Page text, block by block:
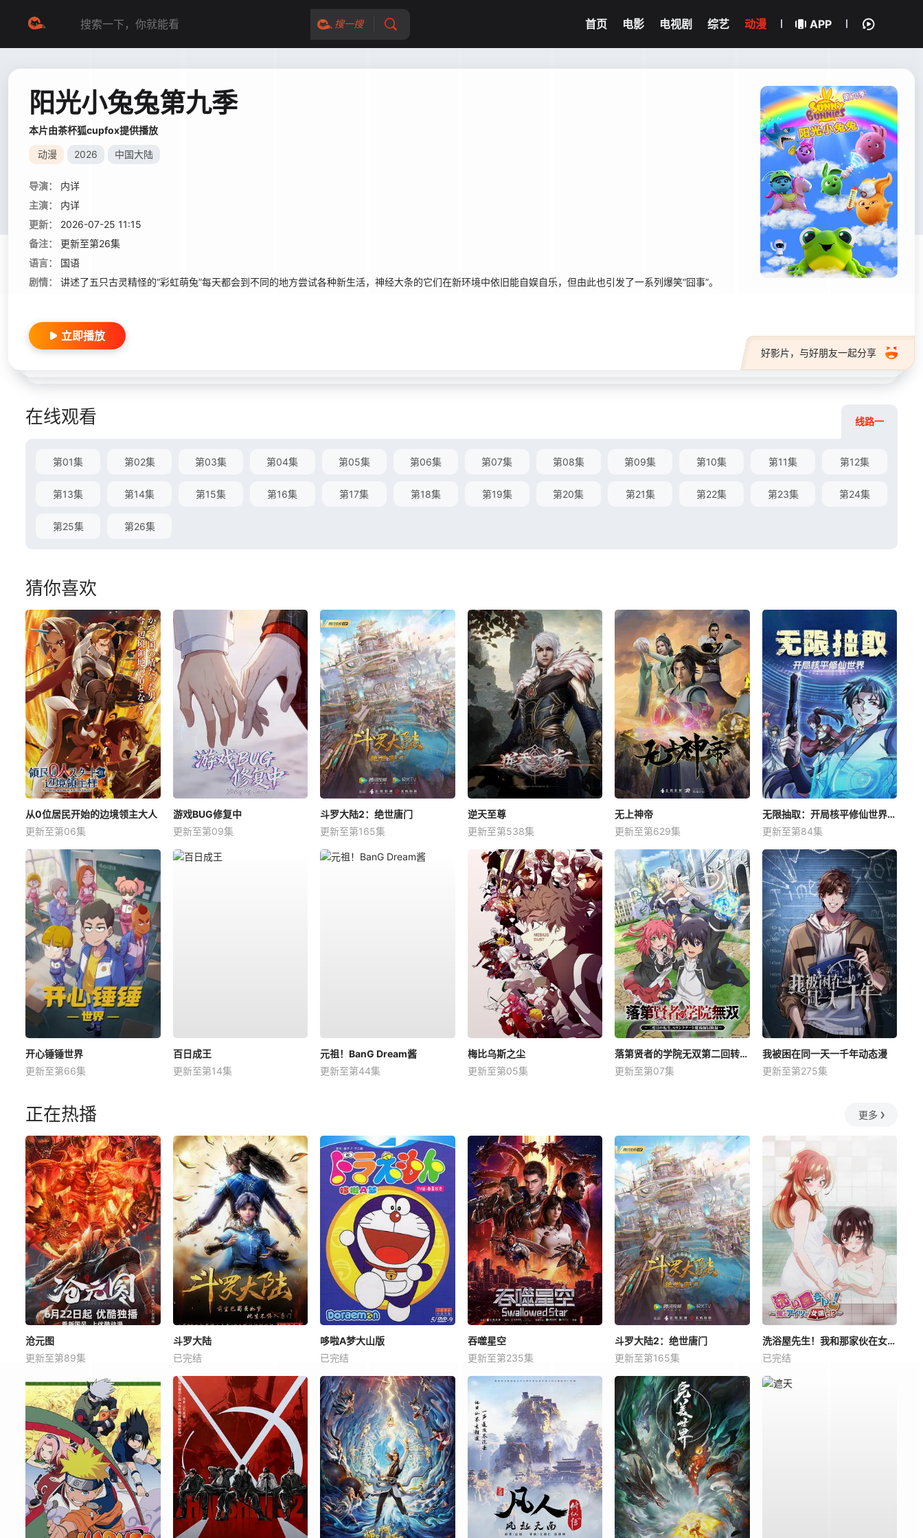
搜一搜 首页 电影 电视剧 综艺 动漫 APP
阳光小兔兔第九季
本片由茶杯狐cupfox提供播放
动漫 2026 中国大陆
导演：
内详
主演：
内详
更新：
2026-07-25 11:15
备注：
更新至第26集
语言：
国语
剧情：
讲述了五只古灵精怪的“彩虹萌兔”每天都会到不同的地方尝试各种新生活，神经大条的它们在新环境中依旧能自娱自乐，但由此也引发了一系列爆笑“囧事”。
好影片，与好朋友一起分享
立即播放
在线观看 线路一
第01集 第02集 第03集 第04集 第05集 第06集 第07集 第08集 第09集 第10集 第11集 第12集
第13集 第14集 第15集 第16集 第17集 第18集 第19集 第20集 第21集 第22集 第23集 第24集
第25集 第26集
猜你喜欢
从0位居民开始的边境领主大人
更新至第06集
游戏BUG修复中
更新至第09集
斗罗大陆2：绝世唐门
更新至第165集
逆天至尊
更新至第538集
无上神帝
更新至第629集
无限抽取：开局核平修仙世界动态漫
更新至第84集
开心锤锤世界
更新至第66集
百日成王
更新至第14集
元祖！BanG Dream酱
更新至第44集
梅比乌斯之尘
更新至第05集
落第贤者的学院无双第二回转生，S等级作弊魔术师冒险记
更新至第07集
我被困在同一天一千年动态漫
更新至第275集
正在热播 更多
沧元图
更新至第89集
斗罗大陆
已完结
哆啦A梦大山版
已完结
吞噬星空
更新至第235集
斗罗大陆2：绝世唐门
更新至第165集
洗浴屋先生！我和那家伙在女浴池！？
已完结